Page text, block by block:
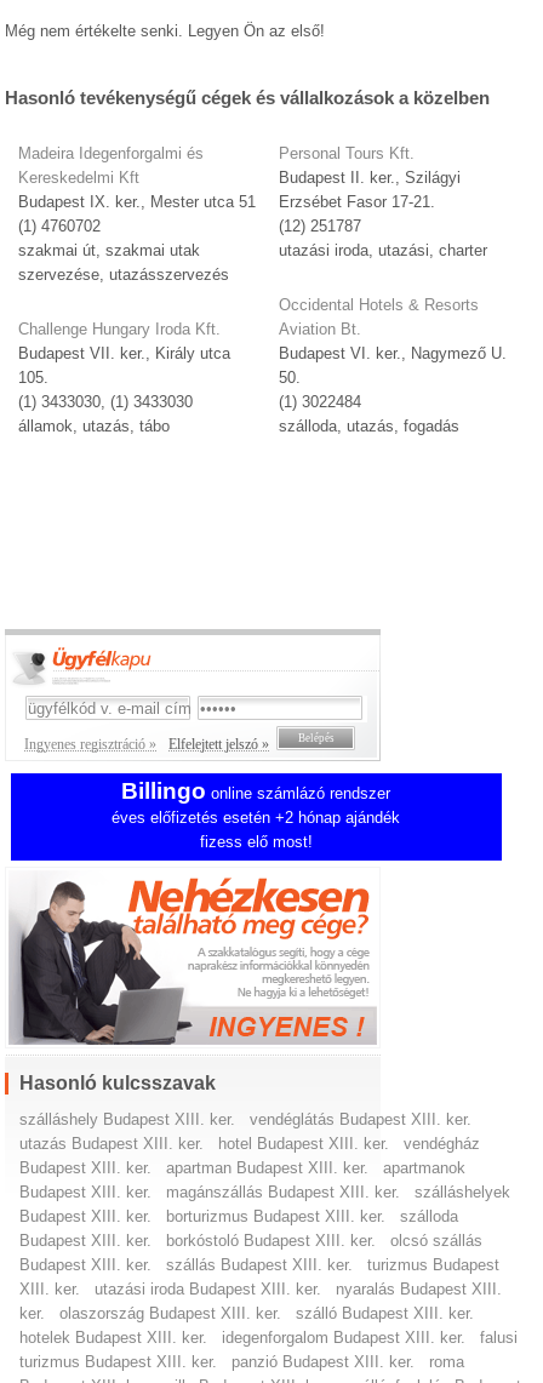
Még nem értékelte senki. Legyen Ön az első!
Hasonló tevékenységű cégek és vállalkozások a közelben
Madeira Idegenforgalmi és
Kereskedelmi Kft
Budapest IX. ker., Mester utca 51
(1) 4760702
szakmai út, szakmai utak
szervezése, utazásszervezés
Challenge Hungary Iroda Kft.
Budapest VII. ker., Király utca
105.
(1) 3433030, (1) 3433030
államok, utazás, tábo
Personal Tours Kft.
Budapest II. ker., Szilágyi
Erzsébet Fasor 17-21.
(12) 251787
utazási iroda, utazási, charter
Occidental Hotels & Resorts
Aviation Bt.
Budapest VI. ker., Nagymező U.
50.
(1) 3022484
szálloda, utazás, fogadás
Ingyenes regisztráció » Elfelejtett jelszó »
Billingo online számlázó rendszer
éves előfizetés esetén +2 hónap ajándék
fizess elő most!
Hasonló kulcsszavak
szálláshely Budapest XIII. ker.
vendéglátás Budapest XIII. ker.
utazás Budapest XIII. ker.
hotel Budapest XIII. ker.
vendégház
Budapest XIII. ker.
apartman Budapest XIII. ker.
apartmanok
Budapest XIII. ker.
magánszállás Budapest XIII. ker.
szálláshelyek
Budapest XIII. ker.
borturizmus Budapest XIII. ker.
szálloda
Budapest XIII. ker.
borkóstoló Budapest XIII. ker.
olcsó szállás
Budapest XIII. ker.
szállás Budapest XIII. ker.
turizmus Budapest
XIII. ker.
utazási iroda Budapest XIII. ker.
nyaralás Budapest XIII.
ker.
olaszország Budapest XIII. ker.
szálló Budapest XIII. ker.
hotelek Budapest XIII. ker.
idegenforgalom Budapest XIII. ker.
falusi
turizmus Budapest XIII. ker.
panzió Budapest XIII. ker.
roma